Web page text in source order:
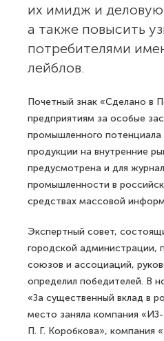
их имидж и
а также повысить
потребителями
лейблов.
Почетный знак «Сделано в
предприятиям за особые
промышленного
продукции на внутренние
предусмотрена и для
промышленности в
средствах массовой
Экспертный совет,
городской администрации,
союзов и ассоциаций,
определил победителей. В
«За существенный вклад в
место заняла компания
П. Г. Коробкова»,